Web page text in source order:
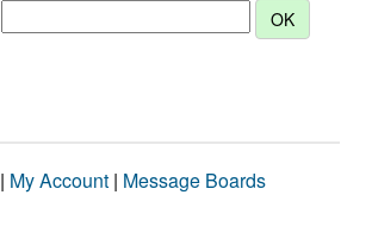
| My Account | Message Boards